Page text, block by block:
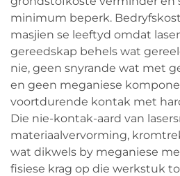
minimum beperk.
masjien se leeftyd omdat
gereedskap behels wat
nie, geen snyrande wat met
en geen meganiese
voortdurende kontak met
Die nie-kontak-aard van
materiaalvervorming,
wat dikwels by meganiese
fisiese krag op die werkstuk